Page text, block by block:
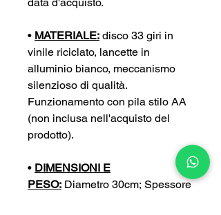
• MATERIALE: disco 33 giri in
vinile riciclato, lancette in
alluminio bianco, meccanismo
silenzioso di qualità.
Funzionamento con pila stilo AA
(non inclusa nell'acquisto del
prodotto).
• DIMENSIONI E
PESO: Diametro 30cm; Spessore